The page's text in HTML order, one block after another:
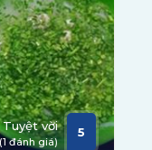
Tuyệt vời
(1 đánh giá)
5